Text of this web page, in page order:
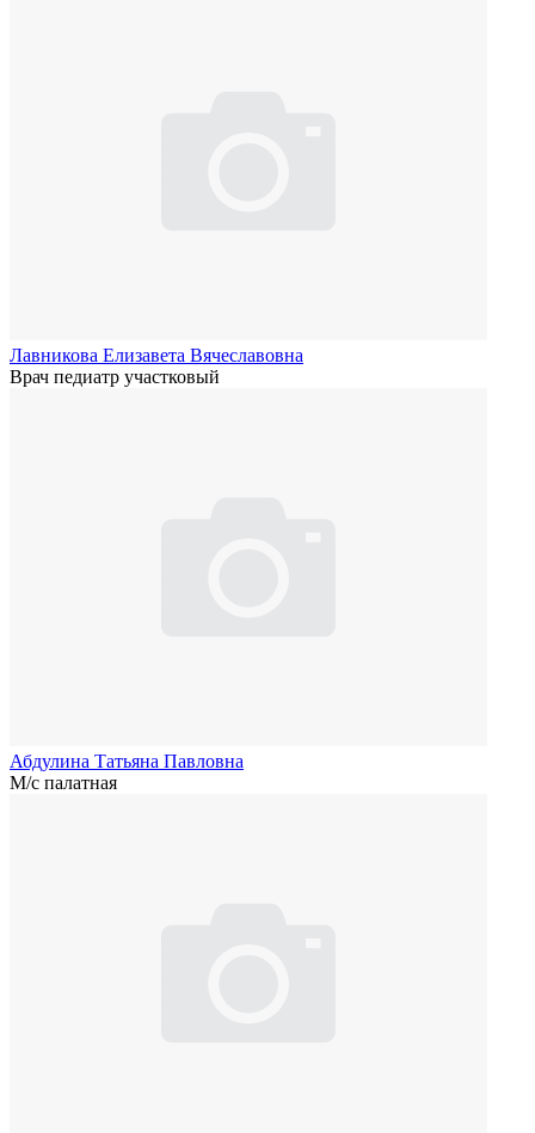
Лавникова Елизавета Вячеславовна
Врач педиатр участковый
Абдулина Татьяна Павловна
М/с палатная